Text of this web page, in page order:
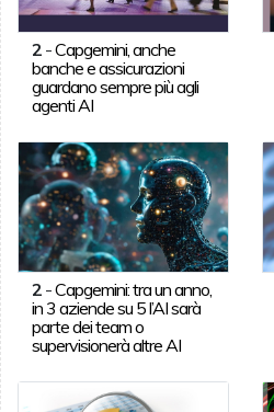
2-Capgemini, anche
banche e assicurazioni
guardano sempre più agli
agenti AI
2-Capgemini: tra un anno,
in 3 aziende su 5 l’AI sarà
parte dei team o
supervisionerà altre AI